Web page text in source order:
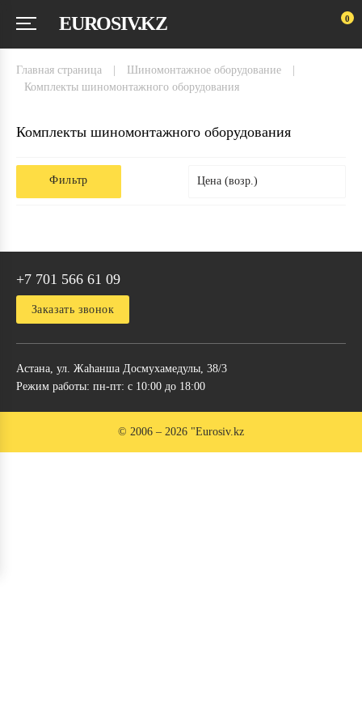
EUROSIV.KZ 0
главная страница шиномонтажное оборудование
комплекты шиномонтажного оборудования
Комплекты шиномонтажного оборудования
Фильтр Цена (возр.)
+7 701 566 61 09
Заказать звонок
Астана, ул. Жаhанша Досмухамедулы, 38/3
Режим работы: пн-пт: с 10:00 до 18:00
© 2006 – 2026 "Eurosiv.kz